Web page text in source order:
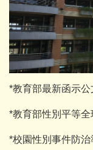
*教育部最新函示公
*教育部性別平等全
*校園性別事件防治